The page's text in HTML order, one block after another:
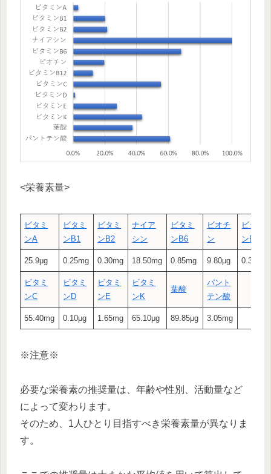
<栄養素量>
ビタミ
ンA
ビタミ
ン B1
ビタミ
ン B2
ナイア
シン
ビタミ
ン B6
ビオチ
ン
ビタミ
ン B12
25.9μg 0.25mg 0.30mg 18.50mg 0.85mg 9.80μg 0.30μg
ビタミ
ンC
ビタミ
ン D
ビタミ
ン E
ビタミ
ン K
葉酸
パント
テン酸
55.40mg 0.10μg 1.65mg 65.10μg 89.85μg 3.05mg
※注意※
必要な栄養素の推奨量は、年齢や性別、活動量など
によって変わります。
そのため、1人ひとり目指すべき栄養素量が異なりま
す。